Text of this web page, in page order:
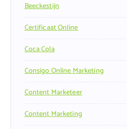
Beeckestijn
Certificaat Online
Coca Cola
Consigo Online Marketing
Content Marketeer
Content Marketing